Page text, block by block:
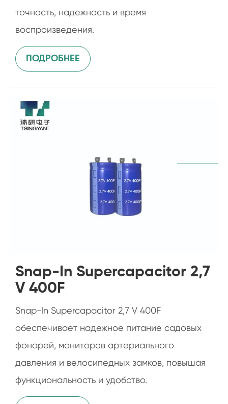
точность, надежность и время
воспроизведения.
ПОДРОБНЕЕ
Snap-In Supercapacitor 2,7
V 400F
Snap-In Supercapacitor 2,7 V 400F
обеспечивает надежное питание садовых
фонарей, мониторов артериального
давления и велосипедных замков, повышая
функциональность и удобство.